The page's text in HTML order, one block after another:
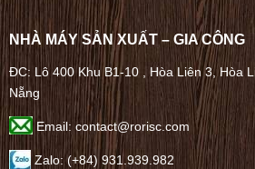
NHÀ MÁY SẢN XUẤT – GIA CÔNG
ĐC: Lô 400 Khu B1-10 , Hòa Liên 3, Hòa
Nẵng
Email: contact@rorisc.com
Zalo: (+84) 931.939.982